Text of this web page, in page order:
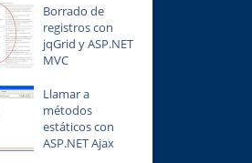
Borrado de
registros con
jqGrid y ASP.NET
MVC
Llamar a
métodos
estáticos con
ASP.NET Ajax